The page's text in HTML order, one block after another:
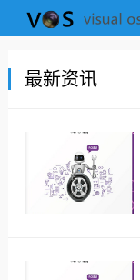
最新资讯